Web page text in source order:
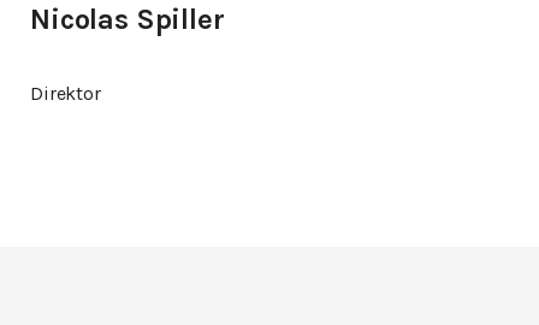
Nicolas Spiller
Direktor